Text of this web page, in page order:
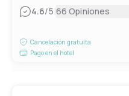
4.6/5|66 Opiniones
Cancelación gratuita
Pago en el hotel